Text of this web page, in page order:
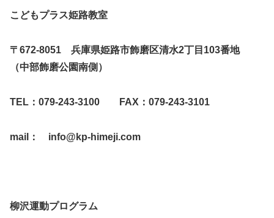
こどもプラス姫路教室
〒672-8051 兵庫県姫路市飾磨区清水2丁目103番地
（中部飾磨公園南側）
TEL：079-243-3100 FAX：079-243-3101
mail： info@kp-himeji.com
柳沢運動プログラム